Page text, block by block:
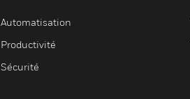
Automatisation
Productivité
Sécurité